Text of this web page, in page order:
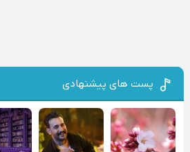
پست های پیشنهادی